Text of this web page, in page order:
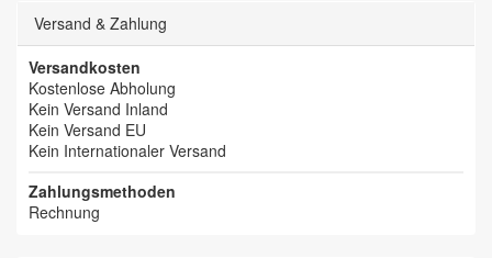
Versand & Zahlung
Versandkosten
Kostenlose Abholung
Kein Versand Inland
Kein Versand EU
Kein Internationaler Versand
Zahlungsmethoden
Rechnung